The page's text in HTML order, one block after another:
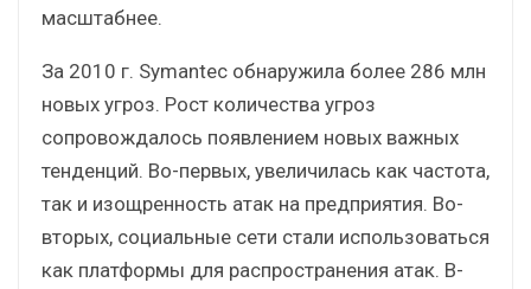
масштабнее.
За 2010 г. Symantec обнаружила более 286 млн
новых угроз. Рост количества угроз
сопровождалось появлением новых важных
тенденций. Во-первых, увеличилась как частота,
так и изощренность атак на предприятия. Во-
вторых, социальные сети стали использоваться
как платформы для распространения атак. В-